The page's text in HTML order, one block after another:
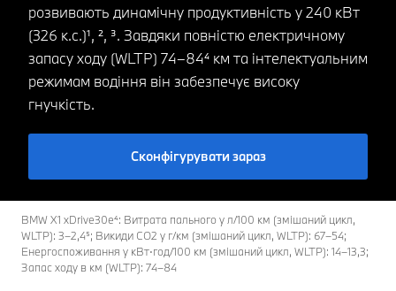
розвивають динамічну продуктивність у 240 кВт
(326 к.с.)¹, ², ³. Завдяки повністю електричному
запасу ходу (WLTP) 74–84⁴ км та інтелектуальним
режимам водіння він забезпечує високу
гнучкість.
Сконфігурувати зараз
BMW X1 xDrive30e⁴: Витрата пального у л/100 км (змішаний цикл,
WLTP): 3–2,4⁵; Викиди CO2 у г/км (змішаний цикл, WLTP): 67–54;
Енергоспоживання у кВт⋅год/100 км (змішаний цикл, WLTP): 14–13,3;
Запас ходу в км (WLTP): 74–84